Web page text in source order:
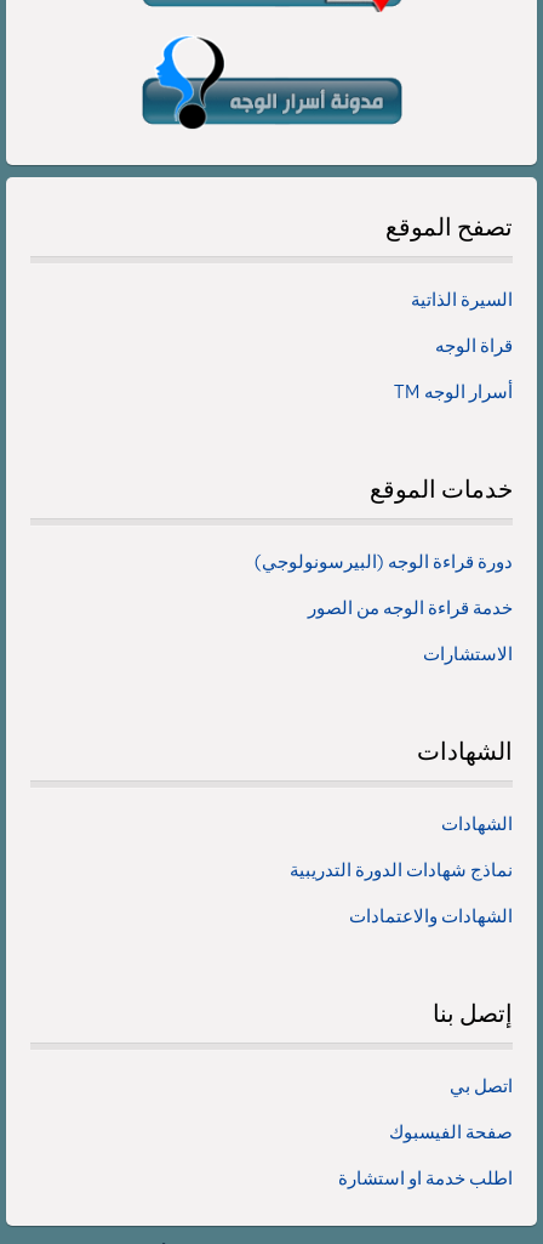
تصفح الموقع
السيرة الذاتية
قراة الوجه
أسرار الوجه TM
خدمات الموقع
دورة قراءة الوجه (البيرسونولوجي)
خدمة قراءة الوجه من الصور
الاستشارات
الشهادات
الشهادات
نماذج شهادات الدورة التدريبية
الشهادات والاعتمادات
إتصل بنا
اتصل بي
صفحة الفيسبوك
اطلب خدمة او استشارة